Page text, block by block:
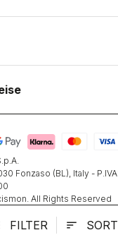
FILTER sort
Fonzaso (BL), Italy -
All Rights Reserved